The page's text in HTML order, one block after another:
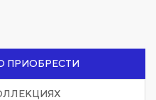
ПРИОБРЕСТИ